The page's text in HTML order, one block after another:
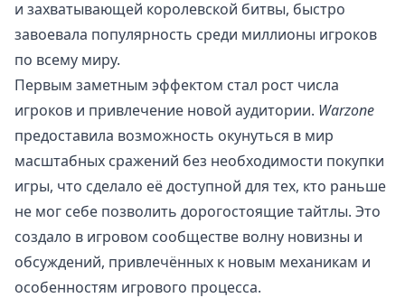
и захватывающей королевской битвы, быстро
завоевала популярность среди миллионы игроков
по всему миру.
Первым заметным эффектом стал рост числа
игроков и привлечение новой аудитории. Warzone
предоставила возможность окунуться в мир
масштабных сражений без необходимости покупки
игры, что сделало её доступной для тех, кто раньше
не мог себе позволить дорогостоящие тайтлы. Это
создало в игровом сообществе волну новизны и
обсуждений, привлечённых к новым механикам и
особенностям игрового процесса.